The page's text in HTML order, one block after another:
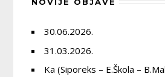
30.06.2026.
31.03.2026.
Ka (Siporeks – E.Škola –